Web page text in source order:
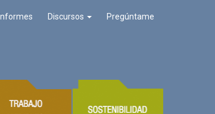
Informes Discursos Pregúntame